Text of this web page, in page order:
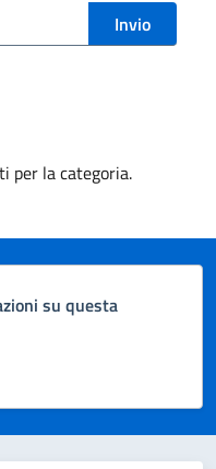
Invio
per la categoria.
su questa
5